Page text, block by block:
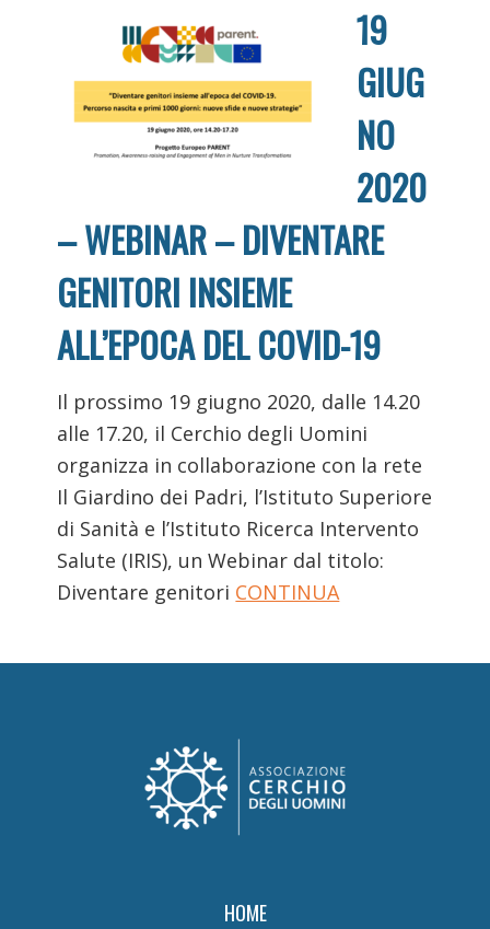
19
GIUG
NO
2020
– WEBINAR – DIVENTARE
GENITORI INSIEME
ALL’EPOCA DEL COVID-19
Il prossimo 19 giugno 2020, dalle 14.20
alle 17.20, il Cerchio degli Uomini
organizza in collaborazione con la rete
Il Giardino dei Padri, l’Istituto Superiore
di Sanità e l’Istituto Ricerca Intervento
Salute (IRIS), un Webinar dal titolo:
Diventare genitori CONTINUA
HOME